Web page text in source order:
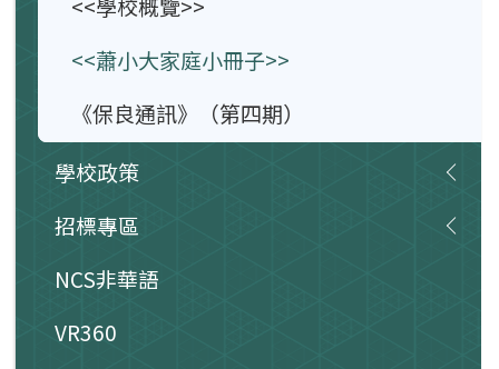
<<學校概覽>>
<<蕭小大家庭小冊子>>
《保良通訊》（第四期）
學校政策
招標專區
NCS非華語
VR360